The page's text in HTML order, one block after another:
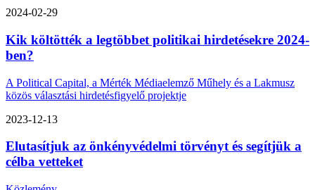
2024-02-29
Kik költötték a legtöbbet politikai hirdetésekre 2024-
ben?
A Political Capital, a Mérték Médiaelemző Műhely és a Lakmusz
közös választási hirdetésfigyelő projektje
2023-12-13
Elutasítjuk az önkényvédelmi törvényt és segítjük a
célba vetteket